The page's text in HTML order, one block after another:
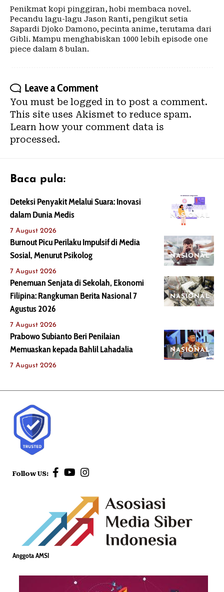
Penikmat kopi pinggiran, hobi membaca novel.
Pecandu lagu-lagu Jason Ranti, pengikut setia
Sapardi Djoko Damono, pecinta anime, terutama dari
Gibli. Mampu menghabiskan 1000 lebih episode one
piece dalam 8 bulan.
Leave a Comment
You must be logged in to post a comment.
This site uses Akismet to reduce spam.
Learn how your comment data is
processed.
Baca pula:
NASIONAL
Deteksi Penyakit Melalui Suara: Inovasi
dalam Dunia Medis
7 August 2026
NASIONAL
Burnout Picu Perilaku Impulsif di Media
Sosial, Menurut Psikolog
7 August 2026
NASIONAL
Penemuan Senjata di Sekolah, Ekonomi
Filipina: Rangkuman Berita Nasional 7
Agustus 2026
7 August 2026
NASIONAL
Prabowo Subianto Beri Penilaian
Memuaskan kepada Bahlil Lahadalia
7 August 2026
Follow US:
Anggota AMSI